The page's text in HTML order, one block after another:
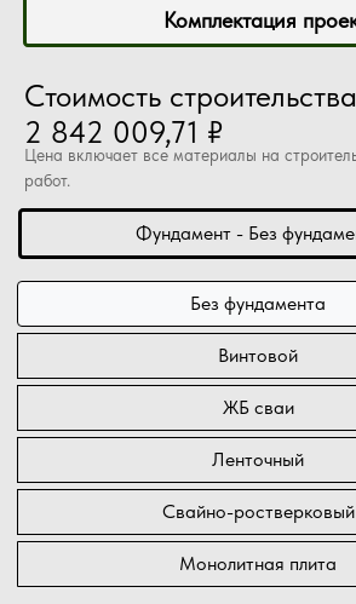
Комплектация
Стоимость
2 842 009,71 ₽
Цена включает все материалы на
работ.
Фундамент - Без
Без фундамента
Винтовой
ЖБ сваи
Ленточный
Свайно-ростверковый
Монолитная плита